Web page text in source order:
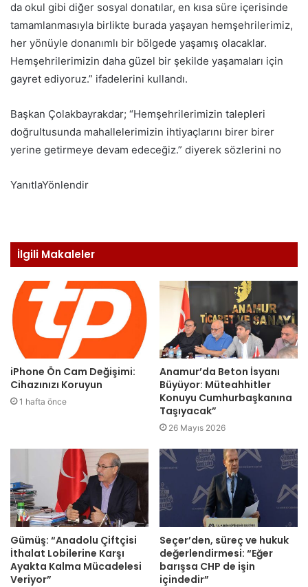
da okul gibi diğer sosyal donatılar, en kısa süre içerisinde
tamamlanmasıyla birlikte burada yaşayan hemşehrilerimiz,
her yönüyle donanımlı bir bölgede yaşamış olacaklar.
Hemşehrilerimizin daha güzel bir şekilde yaşamaları için
gayret ediyoruz.” ifadelerini kullandı.
Başkan Çolakbayrakdar; “Hemşehrilerimizin talepleri
doğrultusunda mahallelerimizin ihtiyaçlarını birer birer
yerine getirmeye devam edeceğiz.” diyerek sözlerini no
YanıtlaYönlendir
İlgili Makaleler
iPhone Ön Cam Değişimi:
Cihazınızı Koruyun
1 hafta önce
Anamur’da Beton İsyanı
Büyüyor: Müteahhitler
Konuyu Cumhurbaşkanına
Taşıyacak”
26 Mayıs 2026
Gümüş: “Anadolu Çiftçisi
İthalat Lobilerine Karşı
Ayakta Kalma Mücadelesi
Veriyor”
Seçer’den, süreç ve hukuk
değerlendirmesi: “Eğer
barışsa CHP de işin
içindedir”